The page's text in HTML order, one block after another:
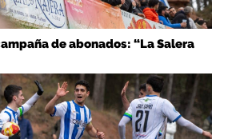
de abonados: “La Salera